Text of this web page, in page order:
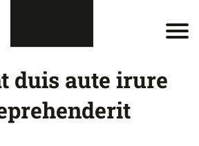
duis aute irure